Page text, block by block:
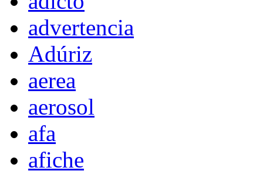
advertencia
Adúriz
aerea
aerosol
afa
afiche